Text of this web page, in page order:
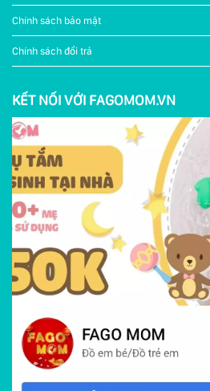
Chính sách bảo mật
Chính sách đổi trả
KẾT NỐI VỚI FAGOMOM.VN